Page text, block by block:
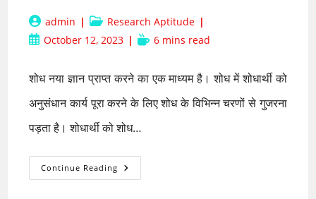
Post
author:
admin
Post
category:
Research Aptitude
PostOctober 12, 2023
Reading
6 mins read
शोध नया ज्ञान प्राप्त करने का एक माध्यम है। शोध में शोधार्थी को
अनुसंधान कार्य पूरा करने के लिए शोध के विभिन्न चरणों से गुजरना
पड़ता है। शोधार्थी को शोध…
Continue Reading शोध
प्रक्रिया